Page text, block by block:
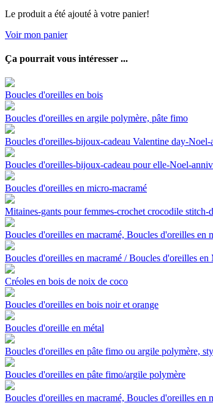
Le produit a été ajouté à votre panier!
Voir mon panier
Ça pourrait vous intéresser ...
Boucles d'oreilles en bois
Boucles d'oreilles en argile polymère, pâte fimo
Boucles d'oreilles-bijoux-cadeau Valentine day-
Boucles d'oreilles-bijoux-cadeau pour elle-Noel-
Boucles d'oreilles en micro-macramé
Mitaines-gants pour femmes-crochet crocodile
Boucles d'oreilles en macramé, Boucles d'oreilles
Boucles d'oreilles en macramé / Boucles d'oreilles
Créoles en bois de noix de coco
Boucles d'oreilles en bois noir et orange
Boucles d'oreille en métal
Boucles d'oreilles en pâte fimo ou argile polymère,
Boucles d'oreilles en pâte fimo/argile polymère
Boucles d'oreilles en macramé, Boucles d'oreilles